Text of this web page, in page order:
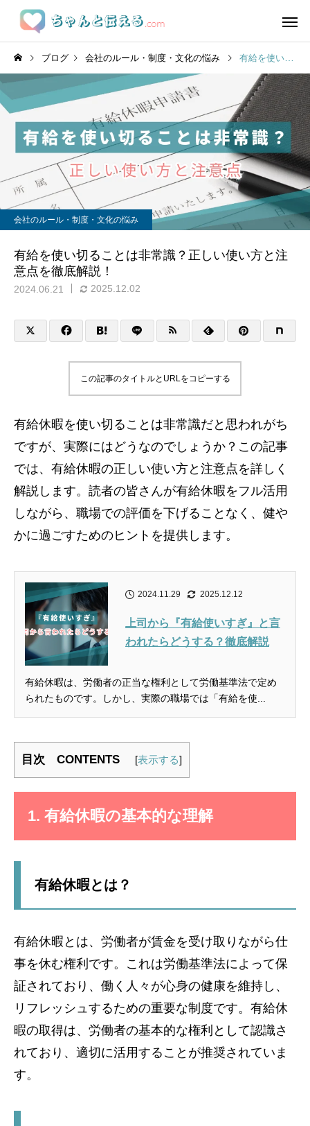
ブログ 会社のルール・制度・文化の悩み 有給を使い切ることは非常識？正しい使い方と注意点を徹底解説！
会社のルール・制度・文化の悩み
有給を使い切ることは非常識？正しい使い方と注
意点を徹底解説！
2024.06.21 2025.12.02
この記事のタイトルとURLをコピーする
有給休暇を使い切ることは非常識だと思われがち
ですが、実際にはどうなのでしょうか？この記事
では、有給休暇の正しい使い方と注意点を詳しく
解説します。読者の皆さんが有給休暇をフル活用
しながら、職場での評価を下げることなく、健や
かに過ごすためのヒントを提供します。
2024.11.29 2025.12.12
上司から『有給使いすぎ』と言
われたらどうする？徹底解説
有給休暇は、労働者の正当な権利として労働基準法で定め
られたものです。しかし、実際の職場では「有給を使...
目次 CONTENTS [表示する]
1. 有給休暇の基本的な理解
有給休暇とは？
有給休暇とは、労働者が賃金を受け取りながら仕
事を休む権利です。これは労働基準法によって保
証されており、働く人々が心身の健康を維持し、
リフレッシュするための重要な制度です。有給休
暇の取得は、労働者の基本的な権利として認識さ
れており、適切に活用することが推奨されていま
す。